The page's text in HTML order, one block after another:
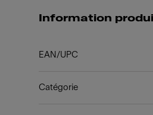
Information
EAN/UPC
Catégorie